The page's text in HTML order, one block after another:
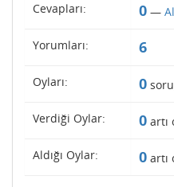
Cevapları: 0 —
Yorumları: 6
Oyları: 0
Verdiği Oylar: 0 artı
Aldığı Oylar: 0 artı